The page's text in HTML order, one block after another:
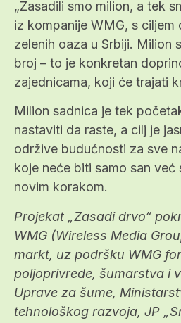
„Zasadili smo milion, a tek
iz kompanije WMG, s ciljem
zelenih oaza u Srbiji. Milion
broj – to je konkretan
zajednicama, koji će trajati
Milion sadnica je tek
nastaviti da raste, a cilj je
održive budućnosti za sve
koje neće biti samo san već
novim korakom.
Projekat „Zasadi drvo“
WMG (Wireless Media
markt, uz podršku WMG
poljoprivrede, šumarstva i
Uprave za šume,
tehnološkog razvoja, JP